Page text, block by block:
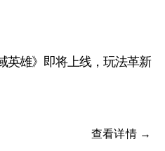
英雄》即将上线，玩法革新
查看详情 →